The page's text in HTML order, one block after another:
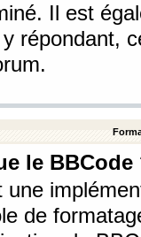
Il est
répondant,
le BBCode
une
de